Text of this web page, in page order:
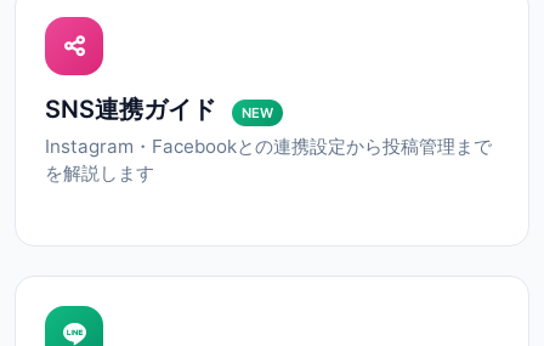
SNS連携ガイド NEW
Instagram・Facebookとの連携設定から投稿管理まで
を解説します